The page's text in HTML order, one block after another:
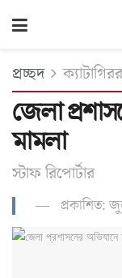
প্রচ্ছদ
জেলা
মামলা
স্টাফ রিপোর্টার
প্রকাশিত: